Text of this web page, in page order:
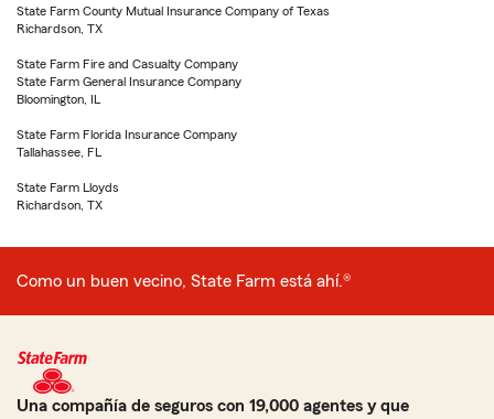
State Farm County Mutual Insurance Company of Texas
Richardson, TX
State Farm Fire and Casualty Company
State Farm General Insurance Company
Bloomington, IL
State Farm Florida Insurance Company
Tallahassee, FL
State Farm Lloyds
Richardson, TX
Como un buen vecino, State Farm está ahí.®
Una compañía de seguros con 19,000 agentes y que